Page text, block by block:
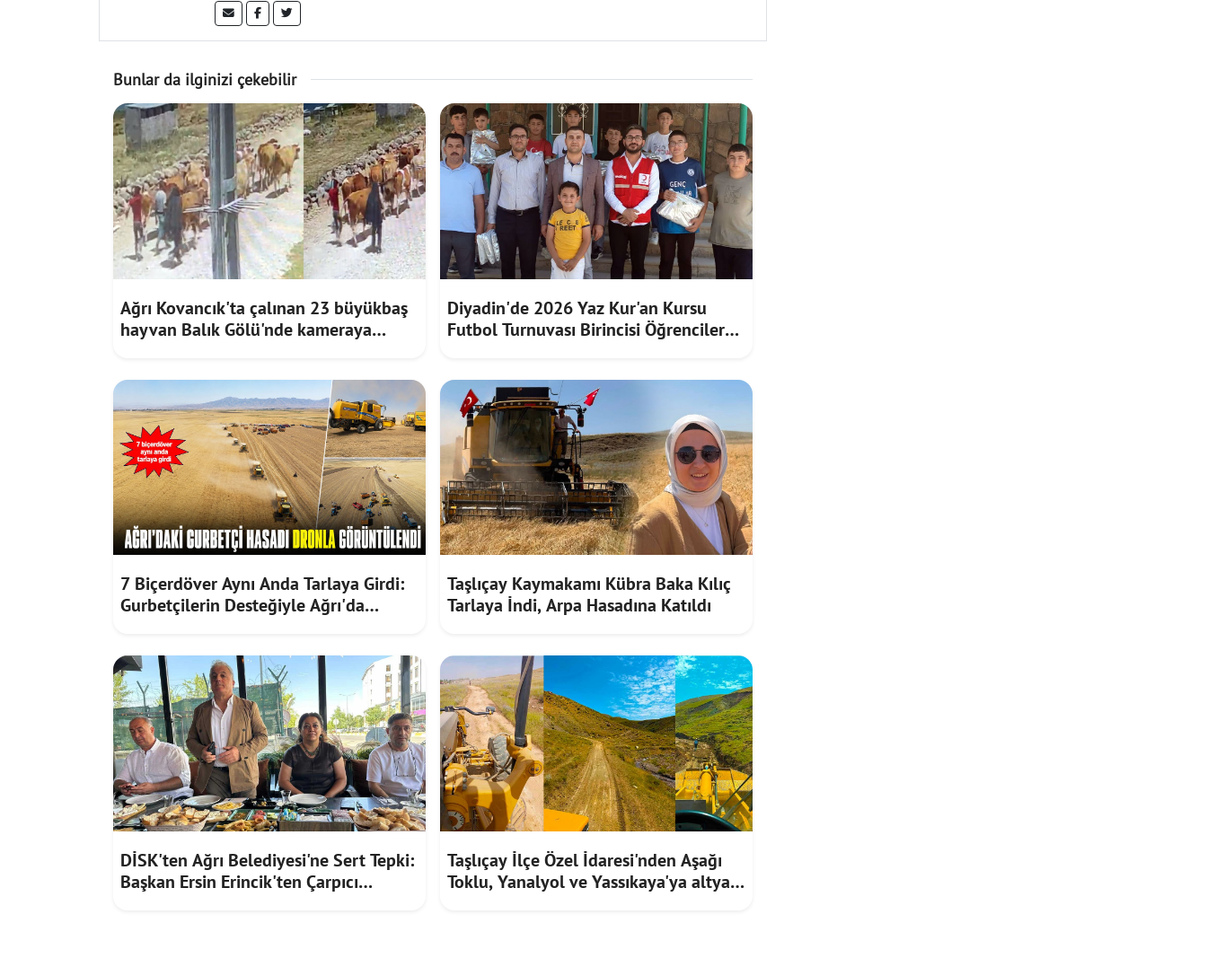
Bunlar da ilginizi çekebilir
Ağrı Kovancık'ta çalınan 23 büyükbaş
hayvan Balık Gölü'nde kameraya
Diyadin'de 2026 Yaz Kur'an Kursu
Futbol Turnuvası Birincisi Öğrencilere
7 Biçerdöver Aynı Anda Tarlaya Girdi:
Gurbetçilerin Desteğiyle Ağrı'da
Taşlıçay Kaymakamı Kübra Baka Kılıç
Tarlaya İndi, Arpa Hasadına Katıldı
DİSK'ten Ağrı Belediyesi'ne Sert Tepki:
Başkan Ersin Erincik'ten Çarpıcı
Taşlıçay İlçe Özel İdaresi'nden Aşağı
Toklu, Yanalyol ve Yassıkaya'ya altyapı